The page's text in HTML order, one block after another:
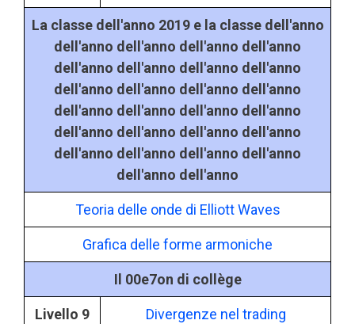
La classe dell'anno 2019 e la classe dell'anno
dell'anno dell'anno dell'anno dell'anno
dell'anno dell'anno dell'anno dell'anno
dell'anno dell'anno dell'anno dell'anno
dell'anno dell'anno dell'anno dell'anno
dell'anno dell'anno dell'anno dell'anno
dell'anno dell'anno dell'anno dell'anno
dell'anno dell'anno
Teoria delle onde di Elliott Waves
Grafica delle forme armoniche
Il 00e7on di collège
Livello 9 Divergenze nel trading